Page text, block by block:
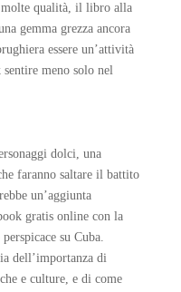
qualità, il libro alla
gemma grezza ancora
essere un’attività
sentire meno solo nel
dolci, una
faranno saltare il battito
un’aggiunta
gratis online con la
su Cuba.
dell’importanza di
e culture, e di come